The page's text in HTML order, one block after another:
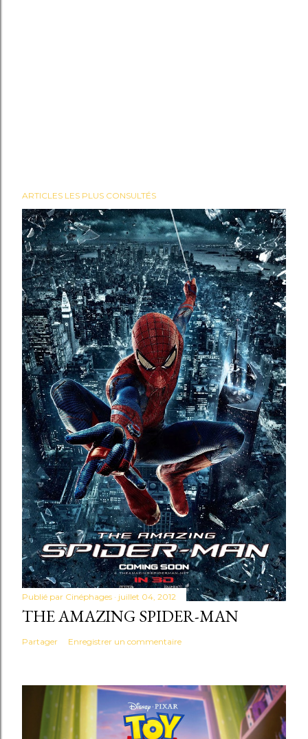
ARTICLES LES PLUS CONSULTÉS
Publié par Cinéphages juillet 04, 2012
THE AMAZING SPIDER-MAN
Partager Enregistrer un commentaire